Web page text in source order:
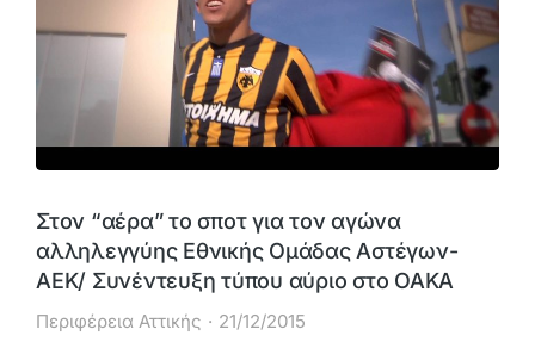
Στον “αέρα” το σποτ για τον αγώνα
αλληλεγγύης Εθνικής Ομάδας Αστέγων-
ΑΕΚ/ Συνέντευξη τύπου αύριο στο ΟΑΚΑ
Περιφέρεια Αττικής 21/12/2015